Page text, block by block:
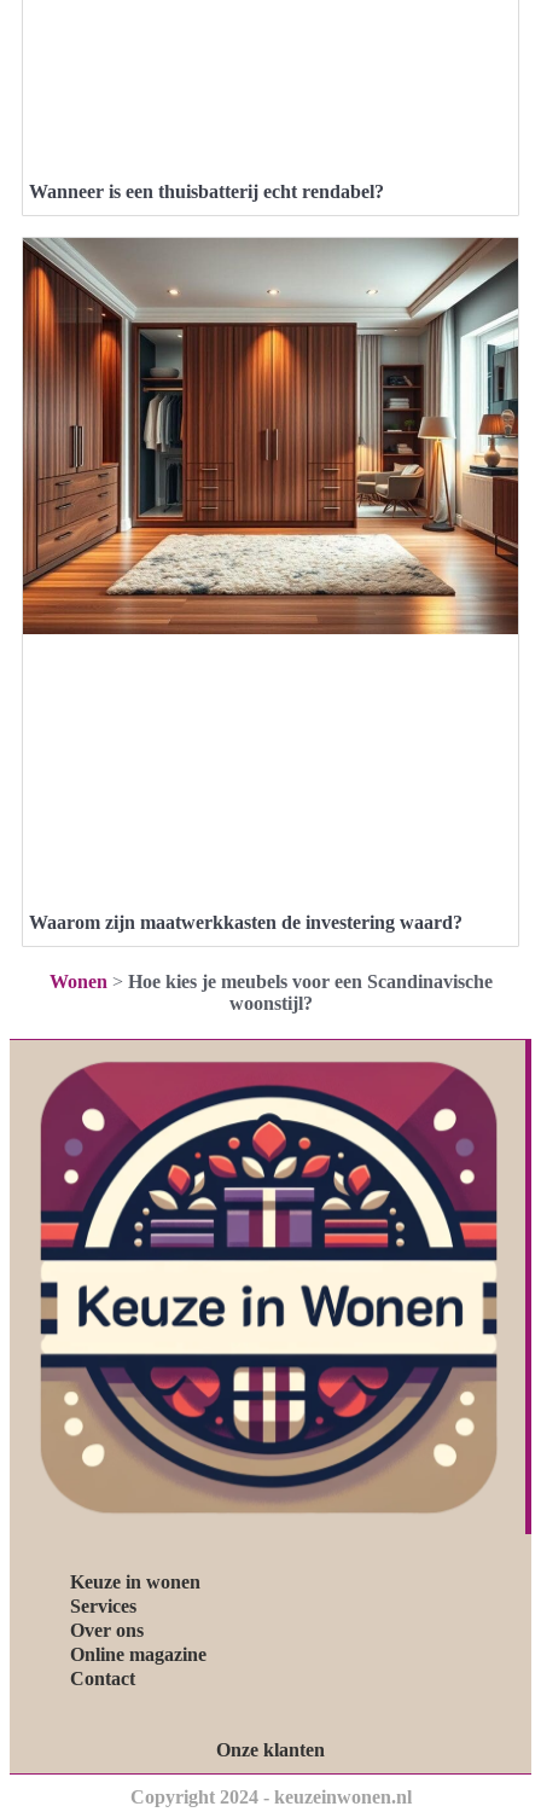
Wanneer is een thuisbatterij echt rendabel?
Waarom zijn maatwerkkasten de investering waard?
Wonen > Hoe kies je meubels voor een Scandinavische
woonstijl?
Keuze in wonen
Services
Over ons
Online magazine
Contact
Onze klanten
Copyright 2024 - keuzeinwonen.nl